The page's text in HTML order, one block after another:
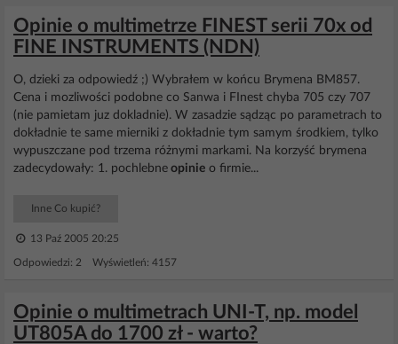
Opinie o multimetrze FINEST serii 70x od
FINE INSTRUMENTS (NDN)
O, dzieki za odpowiedź ;) Wybrałem w końcu Brymena BM857.
Cena i mozliwości podobne co Sanwa i FInest chyba 705 czy 707
(nie pamietam juz dokladnie). W zasadzie sądząc po parametrach to
dokładnie te same mierniki z dokładnie tym samym środkiem, tylko
wypuszczane pod trzema różnymi markami. Na korzyść brymena
zadecydowały: 1. pochlebne opinie o firmie...
Inne Co kupić?
13 Paź 2005 20:25
Odpowiedzi: 2 Wyświetleń: 4157
Opinie o multimetrach UNI-T, np. model
UT805A do 1700 zł - warto?